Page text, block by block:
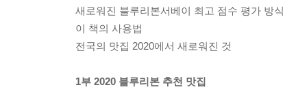
새로워진 블루리본서베이 최고 점수 평가 방식
이 책의 사용법
전국의 맛집 2020에서 새로워진 것
1부 2020 블루리본 추천 맛집